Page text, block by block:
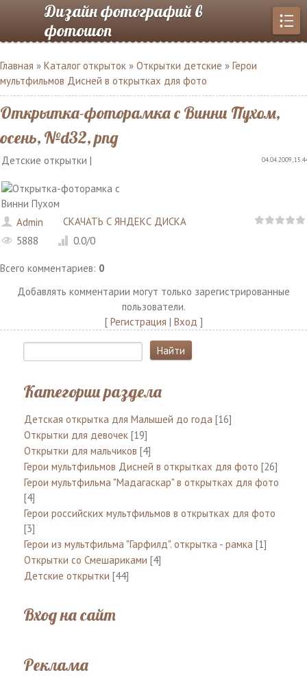
Дизайн фотографий в
фотошоп
Главная » Каталог открыток » Открытки детские » Герои
мультфильмов Дисней в открытках для фото
Открытка-фоторамка с Винни Пухом,
осень, №d32, png
Детские открытки | 04.04.2009,
Admin
СКАЧАТЬ С ЯНДЕКС ДИСКА
5888
0.0/0
Всего комментариев: 0
Добавлять комментарии могут только зарегистрированные
пользователи.
[ Регистрация | Вход ]
Категории раздела
Детская открытка для Малышей до года [16]
Открытки для девочек [19]
Открытки для мальчиков [4]
Герои мультфильмов Дисней в открытках для фото [26]
Герои мультфильма "Мадагаскар" в открытках для фото
[4]
Герои российских мультфильмов в открытках для фото
[3]
Герои из мультфильма "Гарфилд". открытка - рамка [1]
Открытки со Смешариками [4]
Детские открытки [44]
Вход на сайт
Реклама